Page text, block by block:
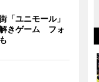
「ユニモール」
きゲーム フォ